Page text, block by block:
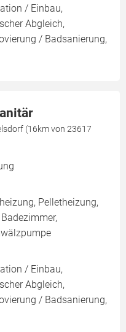
/ Einbau,
Abgleich,
/ Badsanierung,
(16km von 23617
Pelletheizung,
/ Einbau,
Abgleich,
/ Badsanierung,